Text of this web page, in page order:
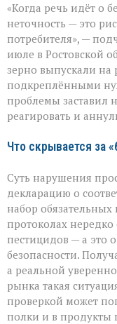
«Когда речь идёт о
неточность — это
потребителя», —
июле в Ростовской
зерно выпускали на
подкреплёнными
проблемы заставил
реагировать и
Что скрывается за
Суть нарушения
декларацию о
набор обязательных
протоколах нередко
пестицидов — а это
безопасности.
а реальной
рынка такая
проверкой может
полки и в продукты